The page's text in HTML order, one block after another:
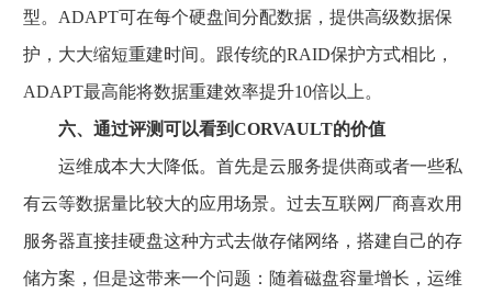
型。ADAPT可在每个硬盘间分配数据，提供高级数据保
护，大大缩短重建时间。跟传统的RAID保护方式相比，
ADAPT最高能将数据重建效率提升10倍以上。
六、通过评测可以看到CORVAULT的价值
运维成本大大降低。首先是云服务提供商或者一些私
有云等数据量比较大的应用场景。过去互联网厂商喜欢用
服务器直接挂硬盘这种方式去做存储网络，搭建自己的存
储方案，但是这带来一个问题：随着磁盘容量增长，运维